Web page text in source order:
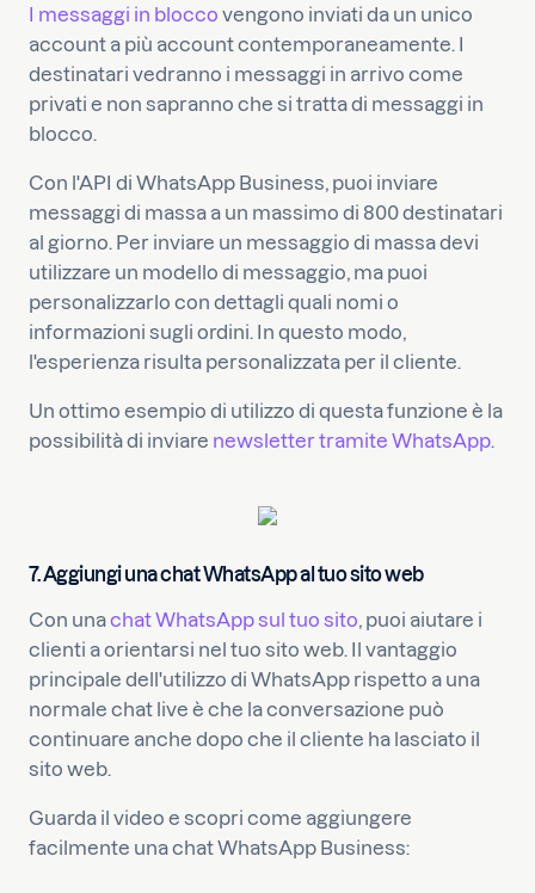
I messaggi in blocco vengono inviati da un unico
account a più account contemporaneamente. I
destinatari vedranno i messaggi in arrivo come
privati e non sapranno che si tratta di messaggi in
blocco.
Con l'API di WhatsApp Business, puoi inviare
messaggi di massa a un massimo di 800 destinatari
al giorno. Per inviare un messaggio di massa devi
utilizzare un modello di messaggio, ma puoi
personalizzarlo con dettagli quali nomi o
informazioni sugli ordini. In questo modo,
l'esperienza risulta personalizzata per il cliente.
Un ottimo esempio di utilizzo di questa funzione è la
possibilità di inviare newsletter tramite WhatsApp.
7. Aggiungi una chat WhatsApp al tuo sito web
Con unachat WhatsApp sul tuo sito, puoi aiutare i
clienti a orientarsi nel tuo sito web. Il vantaggio
principale dell'utilizzo di WhatsApp rispetto a una
normale chat live è che la conversazione può
continuare anche dopo che il cliente ha lasciato il
sito web.
Guarda il video e scopri come aggiungere
facilmente una chat WhatsApp Business: